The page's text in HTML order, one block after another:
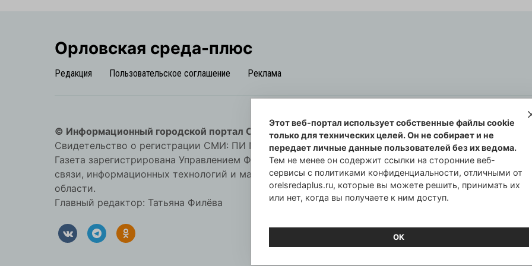
Орловская cреда-плюс
Редакция Пользовательское соглашение Реклама
© Информационный городской портал Орловская cреда-плюс, 2021-2026
Свидетельство о регистрации СМИ: ПИ №57-00254 от 29 октября 2013 г.
Газета зарегистрирована Управлением Федеральной службы по надзору в сфере
связи, информационных технологий и массовых коммуникаций по Орловской
области.
Главный редактор: Татьяна Филёва
Этот веб-портал использует собственные файлы cookie
только для технических целей. Он не собирает и не
передает личные данные пользователей без их ведома.
Тем не менее он содержит ссылки на сторонние веб-
сервисы с политиками конфиденциальности, отличными от
orelsredaplus.ru, которые вы можете решить, принимать их
или нет, когда вы получаете к ним доступ.
ОК